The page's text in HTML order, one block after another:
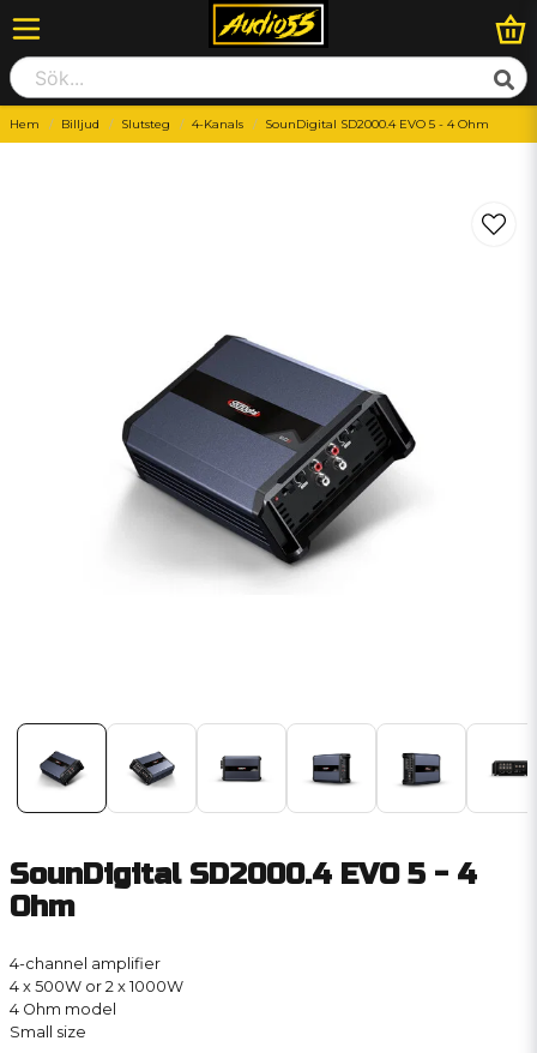
Hem Billjud Slutsteg 4-Kanals SounDigital SD2000.4 EVO 5 - 4 Ohm
SounDigital SD2000.4 EVO 5 - 4
Ohm
4-channel amplifier
4 x 500W or 2 x 1000W
4 Ohm model
Small size